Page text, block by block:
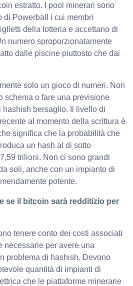
estratto. I pool minerari sono
di Powerball i cui membri
della lotteria e accettano di
numero sproporzionatamente
dalle piscine piuttosto che dai
solo un gioco di numeri. Non
schema o fare una previsione
bersaglio. Il livello di
al momento della scrittura è
significa che la probabilità che
un hash al di sotto
trilioni. Non ci sono grandi
soli, anche con un impianto di
potente.
se il bitcoin sarà redditizio per
tenere conto dei costi associati
necessarie per avere una
problema di hashish. Devono
quantità di impianti di
che le piattaforme minerarie